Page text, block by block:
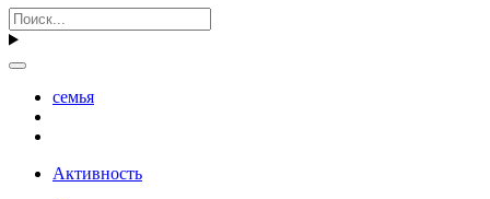
семья
Активность